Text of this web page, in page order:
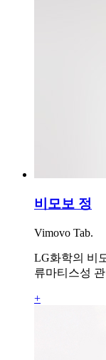
비모보 정
Vimovo Tab.
LG화학의 비
류마티스성
+